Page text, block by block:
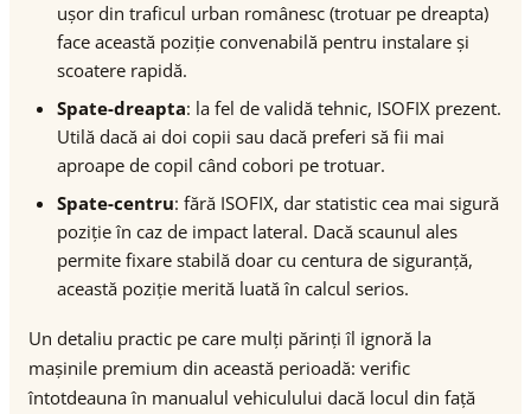
ușor din traficul urban românesc (trotuar pe dreapta)
face această poziție convenabilă pentru instalare și
scoatere rapidă.
Spate-dreapta: la fel de validă tehnic, ISOFIX prezent.
Utilă dacă ai doi copii sau dacă preferi să fii mai
aproape de copil când cobori pe trotuar.
Spate-centru: fără ISOFIX, dar statistic cea mai sigură
poziție în caz de impact lateral. Dacă scaunul ales
permite fixare stabilă doar cu centura de siguranță,
această poziție merită luată în calcul serios.
Un detaliu practic pe care mulți părinți îl ignoră la
mașinile premium din această perioadă: verific
întotdeauna în manualul vehiculului dacă locul din față